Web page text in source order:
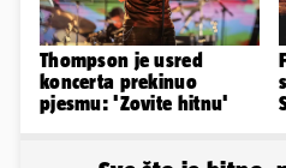
Thompson je usred
koncerta prekinuo
pjesmu: 'Zovite hitnu'